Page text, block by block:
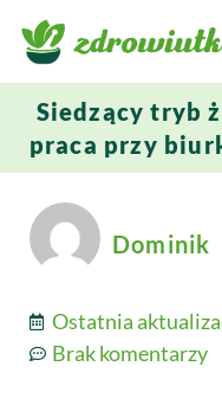
Siedzący tryb
praca przy
Dominik
Ostatnia
Brak komentarzy